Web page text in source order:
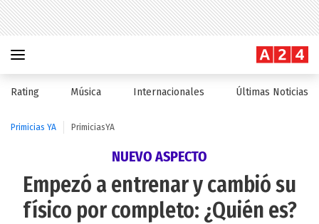
Rating Música Internacionales Últimas Noticias
Primicias YA PrimiciasYA
NUEVO ASPECTO
Empezó a entrenar y cambió su
físico por completo: ¿Quién es?